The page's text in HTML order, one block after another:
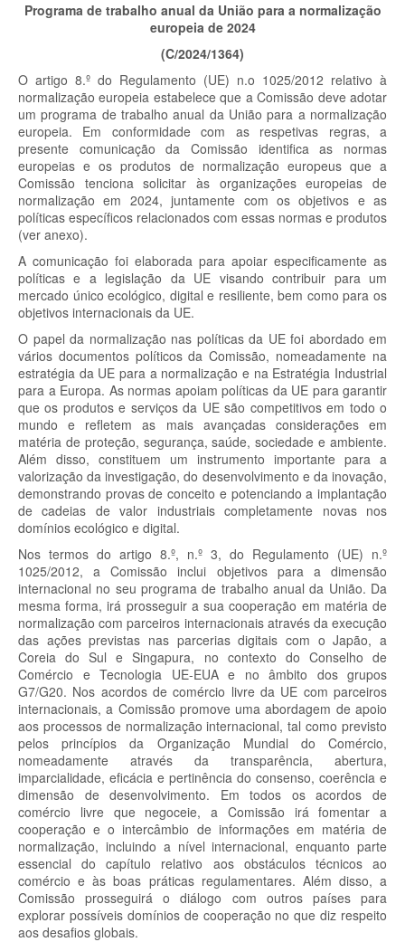
Programa de trabalho anual da União para a normalização
europeia de 2024
(C/2024/1364)
O artigo 8.º do Regulamento (UE) n.o 1025/2012 relativo à
normalização europeia estabelece que a Comissão deve adotar
um programa de trabalho anual da União para a normalização
europeia. Em conformidade com as respetivas regras, a
presente comunicação da Comissão identifica as normas
europeias e os produtos de normalização europeus que a
Comissão tenciona solicitar às organizações europeias de
normalização em 2024, juntamente com os objetivos e as
políticas específicos relacionados com essas normas e produtos
(ver anexo).
A comunicação foi elaborada para apoiar especificamente as
políticas e a legislação da UE visando contribuir para um
mercado único ecológico, digital e resiliente, bem como para os
objetivos internacionais da UE.
O papel da normalização nas políticas da UE foi abordado em
vários documentos políticos da Comissão, nomeadamente na
estratégia da UE para a normalização e na Estratégia Industrial
para a Europa. As normas apoiam políticas da UE para garantir
que os produtos e serviços da UE são competitivos em todo o
mundo e refletem as mais avançadas considerações em
matéria de proteção, segurança, saúde, sociedade e ambiente.
Além disso, constituem um instrumento importante para a
valorização da investigação, do desenvolvimento e da inovação,
demonstrando provas de conceito e potenciando a implantação
de cadeias de valor industriais completamente novas nos
domínios ecológico e digital.
Nos termos do artigo 8.º, n.º 3, do Regulamento (UE) n.º
1025/2012, a Comissão inclui objetivos para a dimensão
internacional no seu programa de trabalho anual da União. Da
mesma forma, irá prosseguir a sua cooperação em matéria de
normalização com parceiros internacionais através da execução
das ações previstas nas parcerias digitais com o Japão, a
Coreia do Sul e Singapura, no contexto do Conselho de
Comércio e Tecnologia UE-EUA e no âmbito dos grupos
G7/G20. Nos acordos de comércio livre da UE com parceiros
internacionais, a Comissão promove uma abordagem de apoio
aos processos de normalização internacional, tal como previsto
pelos princípios da Organização Mundial do Comércio,
nomeadamente através da transparência, abertura,
imparcialidade, eficácia e pertinência do consenso, coerência e
dimensão de desenvolvimento. Em todos os acordos de
comércio livre que negoceie, a Comissão irá fomentar a
cooperação e o intercâmbio de informações em matéria de
normalização, incluindo a nível internacional, enquanto parte
essencial do capítulo relativo aos obstáculos técnicos ao
comércio e às boas práticas regulamentares. Além disso, a
Comissão prosseguirá o diálogo com outros países para
explorar possíveis domínios de cooperação no que diz respeito
aos desafios globais.